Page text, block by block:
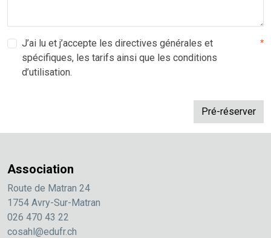
J’ai lu et j’accepte les directives générales et
spécifiques, les tarifs ainsi que les conditions
d’utilisation.
*
Association
Route de Matran 24
1754 Avry-Sur-Matran
026 470 43 22
cosahl@edufr.ch